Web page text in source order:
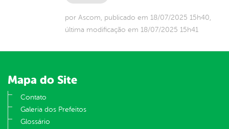
por Ascom, publicado em 18/07/2025 15h40,
última modificação em 18/07/2025 15h41
Mapa do Site
Contato
Galeria dos Prefeitos
Glossário